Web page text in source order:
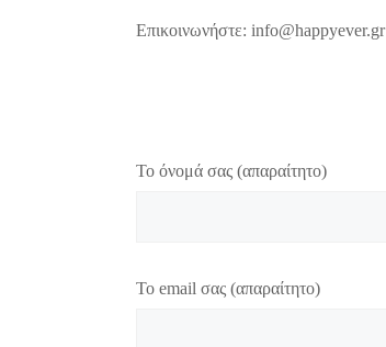
Επικοινωνήστε: info@happyever.gr
Το όνομά σας (απαραίτητο)
Το email σας (απαραίτητο)